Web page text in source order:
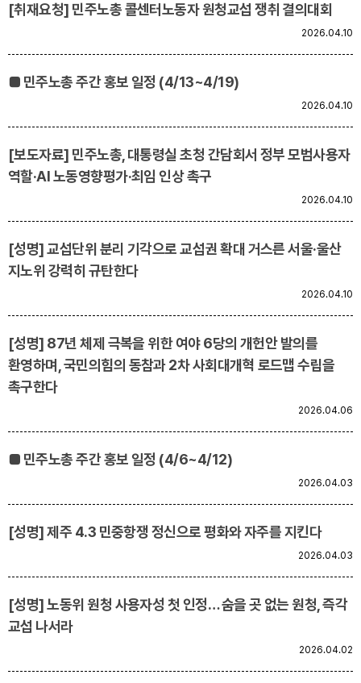
[취재요청] 민주노총 콜센터노동자 원청교섭 쟁취 결의대회
2026.04.10
■ 민주노총 주간 홍보 일정 (4/13~4/19)
2026.04.10
[보도자료] 민주노총, 대통령실 초청 간담회서 정부 모범사용자
역할·AI 노동영향평가·최임 인상 촉구
2026.04.10
[성명] 교섭단위 분리 기각으로 교섭권 확대 거스른 서울·울산
지노위 강력히 규탄한다
2026.04.10
[성명] 87년 체제 극복을 위한 여야 6당의 개헌안 발의를
환영하며, 국민의힘의 동참과 2차 사회대개혁 로드맵 수립을
촉구한다
2026.04.06
■ 민주노총 주간 홍보 일정 (4/6~4/12)
2026.04.03
[성명] 제주 4.3 민중항쟁 정신으로 평화와 자주를 지킨다
2026.04.03
[성명] 노동위 원청 사용자성 첫 인정… 숨을 곳 없는 원청, 즉각
교섭 나서라
2026.04.02